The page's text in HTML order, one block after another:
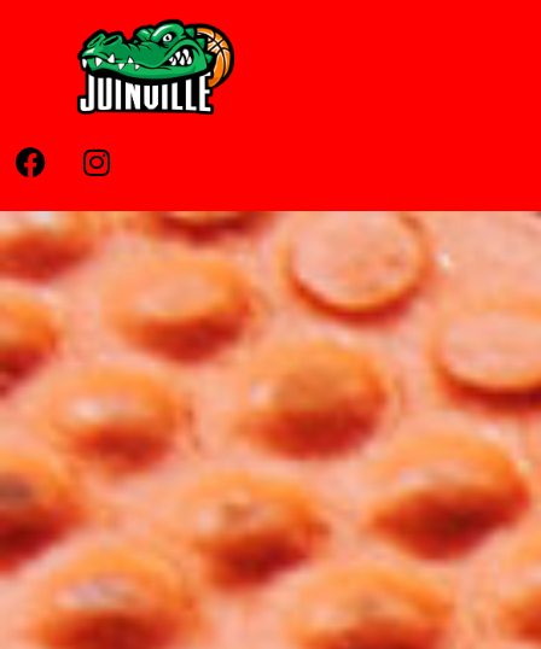
Home
Pages
News
Contato